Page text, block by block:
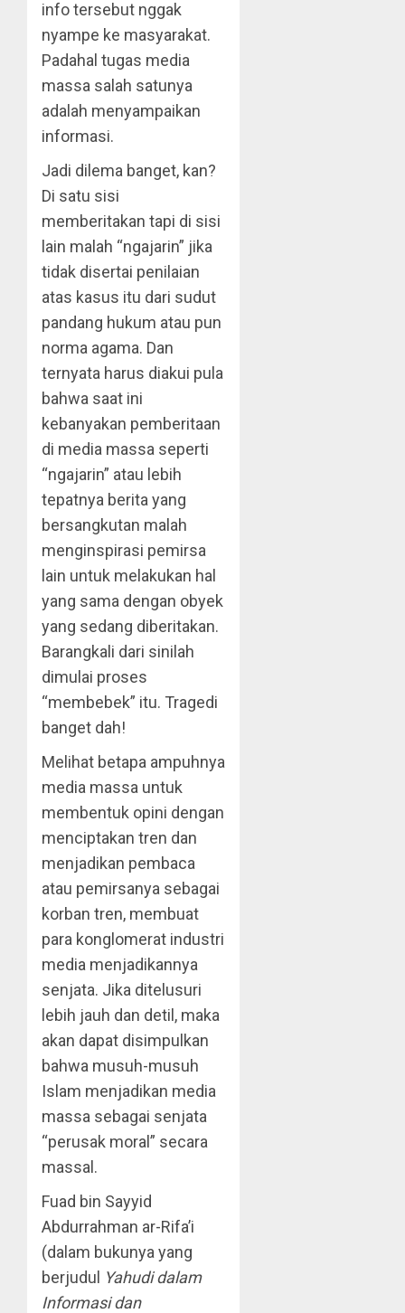
info tersebut nggak
nyampe ke masyarakat.
Padahal tugas media
massa salah satunya
adalah menyampaikan
informasi.
Jadi dilema banget, kan?
Di satu sisi
memberitakan tapi di sisi
lain malah “ngajarin” jika
tidak disertai penilaian
atas kasus itu dari sudut
pandang hukum atau pun
norma agama. Dan
ternyata harus diakui pula
bahwa saat ini
kebanyakan pemberitaan
di media massa seperti
“ngajarin” atau lebih
tepatnya berita yang
bersangkutan malah
menginspirasi pemirsa
lain untuk melakukan hal
yang sama dengan obyek
yang sedang diberitakan.
Barangkali dari sinilah
dimulai proses
“membebek” itu. Tragedi
banget dah!
Melihat betapa ampuhnya
media massa untuk
membentuk opini dengan
menciptakan tren dan
menjadikan pembaca
atau pemirsanya sebagai
korban tren, membuat
para konglomerat industri
media menjadikannya
senjata. Jika ditelusuri
lebih jauh dan detil, maka
akan dapat disimpulkan
bahwa musuh-musuh
Islam menjadikan media
massa sebagai senjata
“perusak moral” secara
massal.
Fuad bin Sayyid
Abdurrahman ar-Rifa’i
(dalam bukunya yang
berjudul Yahudi dalam
Informasi dan